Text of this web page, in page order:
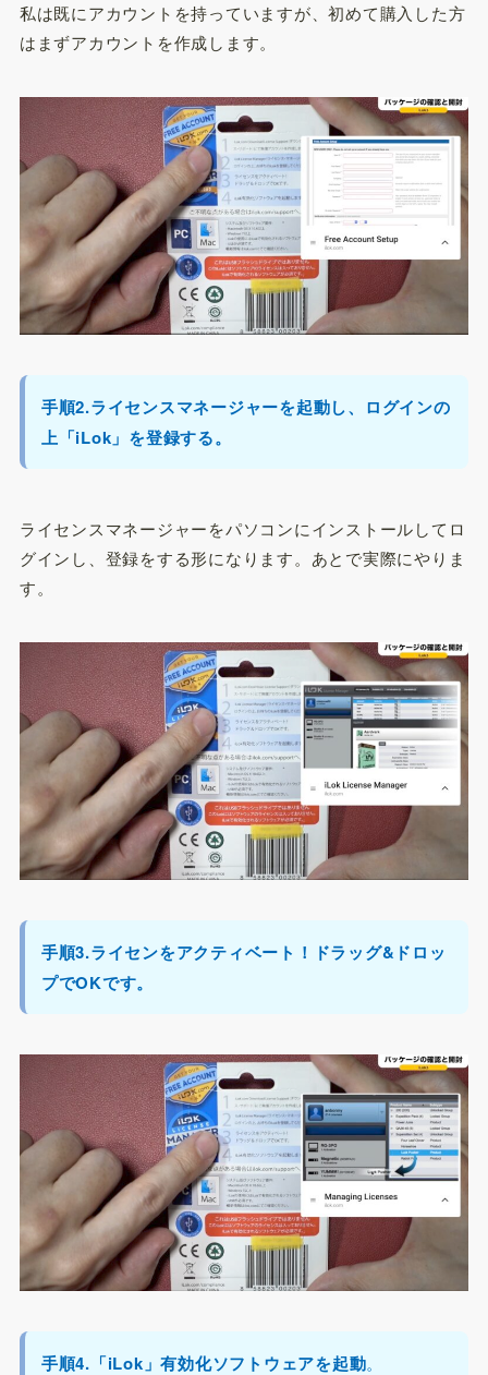
私は既にアカウントを持っていますが、初めて購入した方
はまずアカウントを作成します。
手順2.ライセンスマネージャーを起動し、ログインの
上「iLok」を登録する。
ライセンスマネージャーをパソコンにインストールしてロ
グインし、登録をする形になります。あとで実際にやりま
す。
手順3.ライセンをアクティベート！ドラッグ&ドロッ
プでOKです。
手順4.「iLok」有効化ソフトウェアを起動。